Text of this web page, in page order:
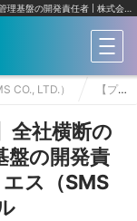
メ
CO., LTD.） 【プロダクトマネージャー】全社横断のカスタマーデータ統合管理基盤の開発責任者
全社横断の
盤の開発責
ス（SMS